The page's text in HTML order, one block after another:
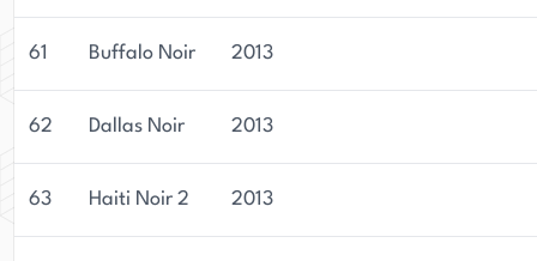
61 Buffalo Noir 2013
62 Dallas Noir 2013
63 Haiti Noir 2 2013